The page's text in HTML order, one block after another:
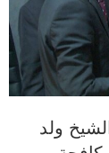
ولد